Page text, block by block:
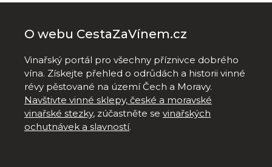
O webu CestaZaVínem.cz
Vinařský portál pro všechny příznivce dobrého
vína. Získejte přehled o odrůdách a historii vinné
révy pěstované na území Čech a Moravy.
Navštivte vinné sklepy, české a moravské
vinařské stezky, zúčastněte se vinařských
ochutnávek a slavností.